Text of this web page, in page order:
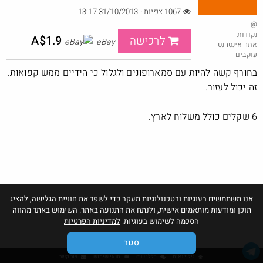
ביחד בשבילך: מילון בבילון AI + מחשבון Casio
₪315.0
3· 11 349
אנו משתמשים בעוגיות ובטכנולוגיות מעקב כדי לשפר את חוויית הגלישה, להציג
תוכן ומודעות מותאמים אישית, ולנתח את התנועה באתר. השימוש באתר מהווה
הסכמה לשימוש בעוגיות. למדיניות הפרטיות
סגור
@
נקודות
אתר אינטרנט
עוקבים
לרכישה A$1.9 eBay
בחורף קשה להיות עם סמארופונים ולגלול כי הידיים ממש קפואות.
זה יכול לעזור.
6 שקלים כולל משלוח לארץ.